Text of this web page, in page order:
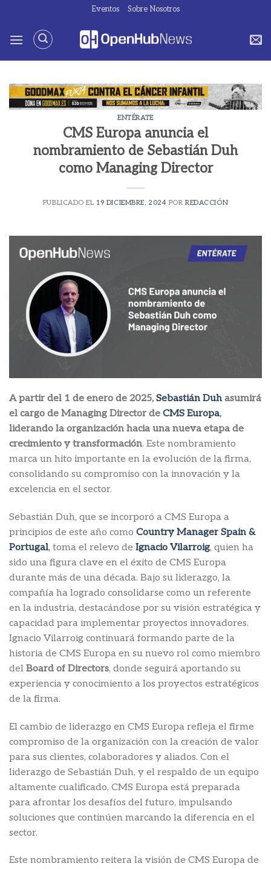
contenido
Eventos Sobre Nosotros
ENTÉRATE
CMS Europa anuncia el
nombramiento de Sebastián Duh
como Managing Director
PUBLICADO EL 19 DICIEMBRE, 2024 PORREDACCIÓN
A partir del 1 de enero de 2025, Sebastián Duh asumirá
el cargo de Managing Director de CMS Europa,
liderando la organización hacia una nueva etapa de
crecimiento y transformación. Este nombramiento
marca un hito importante en la evolución de la firma,
consolidando su compromiso con la innovación y la
excelencia en el sector.
Sebastián Duh, que se incorporó a CMS Europa a
principios de este año como Country Manager Spain &
Portugal, toma el relevo de Ignacio Vilarroig, quien ha
sido una figura clave en el éxito de CMS Europa
durante más de una década. Bajo su liderazgo, la
compañía ha logrado consolidarse como un referente
en la industria, destacándose por su visión estratégica y
capacidad para implementar proyectos innovadores.
Ignacio Vilarroig continuará formando parte de la
historia de CMS Europa en su nuevo rol como miembro
del Board of Directors, donde seguirá aportando su
experiencia y conocimiento a los proyectos estratégicos
de la firma.
El cambio de liderazgo en CMS Europa refleja el firme
compromiso de la organización con la creación de valor
para sus clientes, colaboradores y aliados. Con el
liderazgo de Sebastián Duh, y el respaldo de un equipo
altamente cualificado, CMS Europa está preparada
para afrontar los desafíos del futuro, impulsando
soluciones que continúen marcando la diferencia en el
sector.
Este nombramiento reitera la visión de CMS Europa de